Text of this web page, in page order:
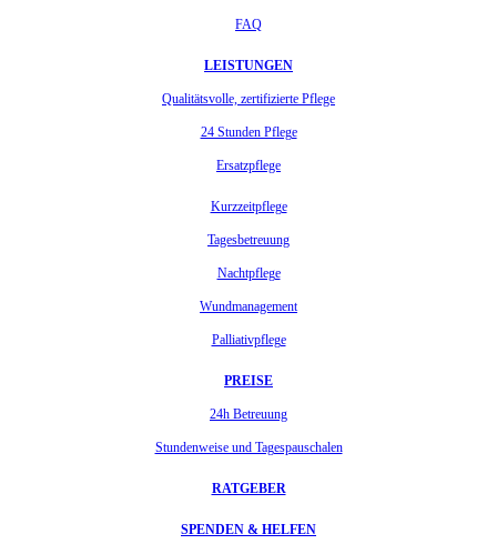
FAQ
LEISTUNGEN
Qualitätsvolle, zertifizierte Pflege
24 Stunden Pflege
Ersatzpflege
Kurzzeitpflege
Tagesbetreuung
Nachtpflege
Wundmanagement
Palliativpflege
PREISE
24h Betreuung
Stundenweise und Tagespauschalen
RATGEBER
SPENDEN & HELFEN